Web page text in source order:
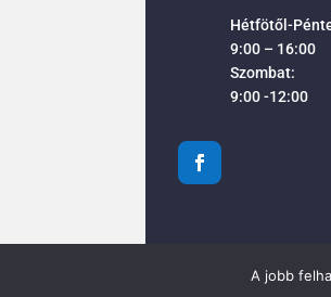
Hétfötől-
9:00 – 16:00
Szombat:
9:00 -12:00
A jobb